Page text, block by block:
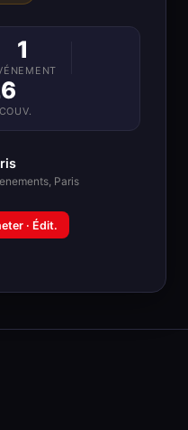
1
Paris
· Édit.